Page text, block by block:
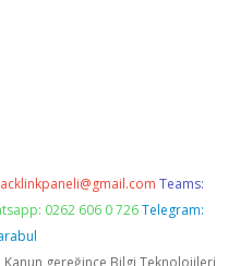
Teams:
0262 606 0 726 Telegram:
Kanun gereğince Bilgi Teknolojileri